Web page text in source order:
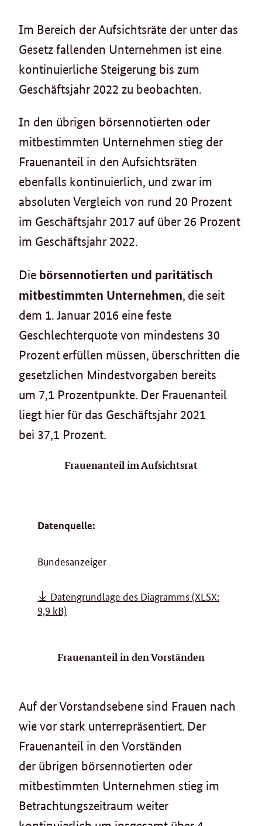
Im Bereich der Aufsichtsräte der unter das
Gesetz fallenden Unternehmen ist eine
kontinuierliche Steigerung bis zum
Geschäftsjahr 2022 zu beobachten.
In den übrigen börsennotierten oder
mitbestimmten Unternehmen stieg der
Frauenanteil in den Aufsichtsräten
ebenfalls kontinuierlich, und zwar im
absoluten Vergleich von rund 20 Prozent
im Geschäftsjahr 2017 auf über 26 Prozent
im Geschäftsjahr 2022.
Die börsennotierten und paritätisch
mitbestimmten Unternehmen, die seit
dem 1. Januar 2016 eine feste
Geschlechterquote von mindestens 30
Prozent erfüllen müssen, überschritten die
gesetzlichen Mindestvorgaben bereits
um 7,1 Prozentpunkte. Der Frauenanteil
liegt hier für das Geschäftsjahr 2021
bei 37,1 Prozent.
Frauenanteil im Aufsichtsrat
Datenquelle:
Bundesanzeiger
Datengrundlage des Diagramms(XLSX:
9,9 kB)
Frauenanteil in den Vorständen
Auf der Vorstandsebene sind Frauen nach
wie vor stark unterrepräsentiert. Der
Frauenanteil in den Vorständen
der übrigen börsennotierten oder
mitbestimmten Unternehmen stieg im
Betrachtungszeitraum weiter